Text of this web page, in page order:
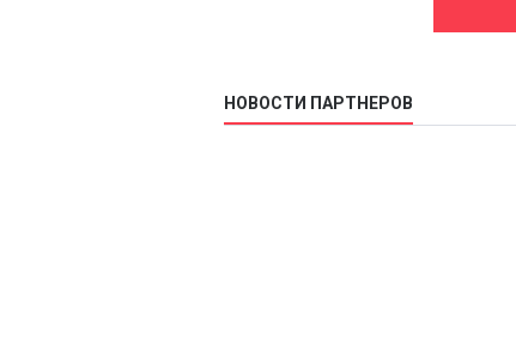
НОВОСТИ ПАРТНЕРОВ